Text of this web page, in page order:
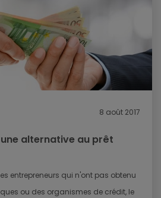
8 août 2017
alternative au prêt
entrepreneurs qui n'ont pas obtenu
ou des organismes de crédit, le